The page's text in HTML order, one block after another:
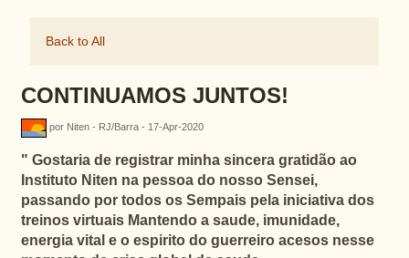
Back to All
CONTINUAMOS JUNTOS!
por Niten - RJ/Barra - 17-Apr-2020
" Gostaria de registrar minha sincera gratidão ao
Instituto Niten na pessoa do nosso Sensei,
passando por todos os Sempais pela iniciativa dos
treinos virtuais Mantendo a saude, imunidade,
energia vital e o espirito do guerreiro acesos nesse